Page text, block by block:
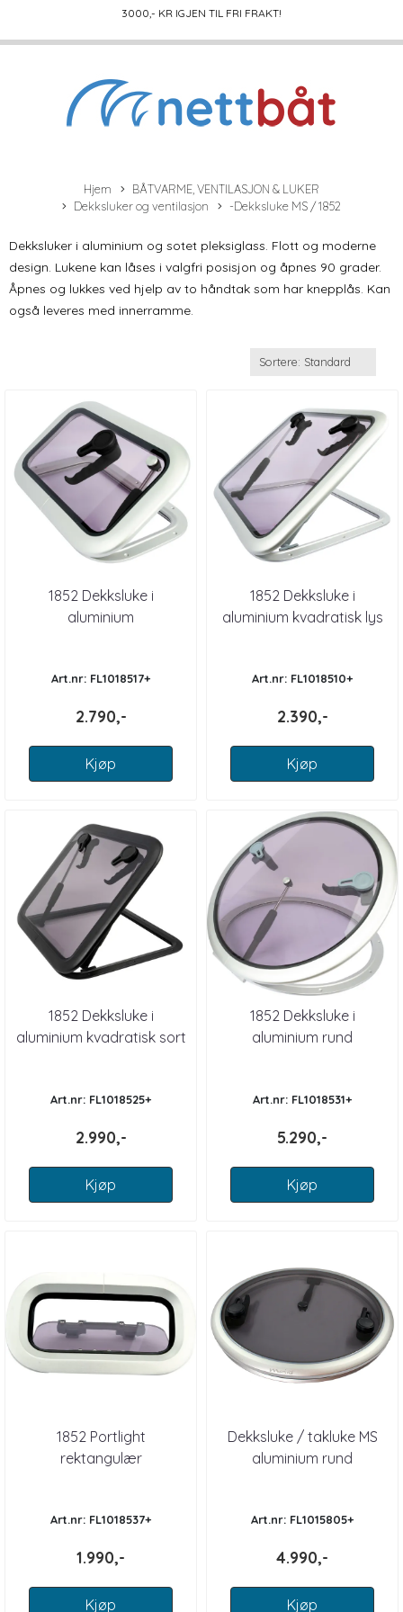
3000,- KR IGJEN TIL FRI FRAKT!
Hjem
BÅTVARME, VENTILASJON & LUKER
Dekksluker og ventilasjon
-Dekksluke MS / 1852
Dekksluker i aluminium og sotet pleksiglass. Flott og moderne
design. Lukene kan låses i valgfri posisjon og åpnes 90 grader.
Åpnes og lukkes ved hjelp av to håndtak som har knepplås. Kan
også leveres med innerramme.
1852 Dekksluke i
aluminium
Art.nr: FL1018517+
2.790,-
Kjøp
1852 Dekksluke i
aluminium kvadratisk lys
Art.nr: FL1018510+
2.390,-
Kjøp
1852 Dekksluke i
aluminium kvadratisk sort
Art.nr: FL1018525+
2.990,-
Kjøp
1852 Dekksluke i
aluminium rund
Art.nr: FL1018531+
5.290,-
Kjøp
1852 Portlight
rektangulær
Art.nr: FL1018537+
1.990,-
Kjøp
Dekksluke / takluke MS
aluminium rund
Art.nr: FL1015805+
4.990,-
Kjøp